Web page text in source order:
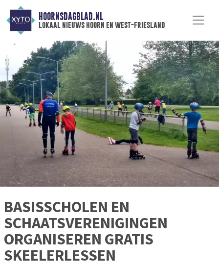
HOORNSDAGBLAD.NL
lokaal nieuws hoorn en west-friesland
BASISSCHOLEN EN
SCHAATSVERENIGINGEN
ORGANISEREN GRATIS
SKEELERLESSEN